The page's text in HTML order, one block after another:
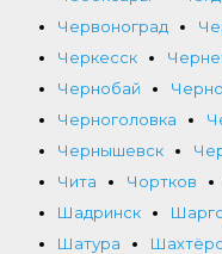
Червоноград
Черкесск
Чернобай
Черноголовка
Чернышевск
Чита
Чортков
Шадринск
Шатура